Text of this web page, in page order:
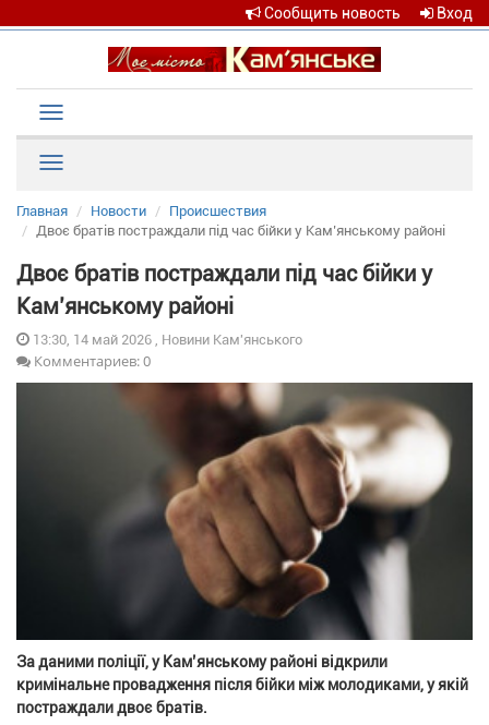
Сообщить новость Вход
navigation
Главная Новости
Происшествия
Двоє братів постраждали під час бійки у Кам’янському районі
Двоє братів постраждали під час бійки у
Кам’янському районі
13:30, 14 май 2026 , Новини Кам'янського
Комментариев: 0
За даними поліції, у Кам’янському районі відкрили
кримінальне провадження після бійки між молодиками, у якій
постраждали двоє братів.